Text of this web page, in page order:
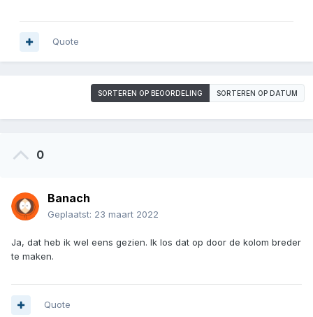
Quote
SORTEREN OP BEOORDELING SORTEREN OP DATUM
0
Banach
Geplaatst: 23 maart 2022
Ja, dat heb ik wel eens gezien. Ik los dat op door de kolom breder
te maken.
Quote